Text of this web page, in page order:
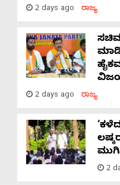
2 days ago ರಾಜ್ಯ
2 days ago ರಾಜ್ಯ
2